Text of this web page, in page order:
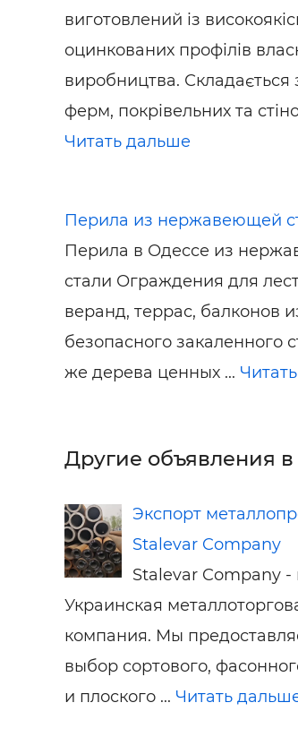
виготовлений із
оцинкованих профілів
виробництва. Складається
ферм, покрівельних та
Читать дальше
Перила из нержавеющей
Перила в Одессе из
стали Ограждения для
веранд, террас, балконов
безопасного закаленного
же дерева ценных ...
Другие объявления
Экспорт
Stalevar Company
Stalevar Company -
Украинская
компания. Мы
выбор сортового,
и плоского ... Читать